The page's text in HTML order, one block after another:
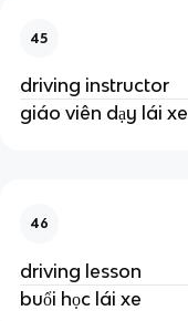
45
driving instructor
giáo viên dạy lái xe
46
driving lesson
buổi học lái xe